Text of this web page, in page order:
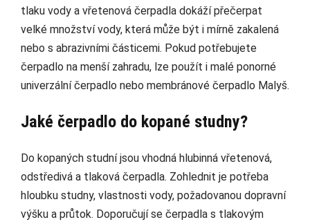
tlaku vody a vřetenová čerpadla dokáží přečerpat
velké množství vody, která může být i mírně zakalená
nebo s abrazivními částicemi. Pokud potřebujete
čerpadlo na menší zahradu, lze použít i malé ponorné
univerzální čerpadlo nebo membránové čerpadlo Malyš.
Jaké čerpadlo do kopané studny?
Do kopaných studní jsou vhodná hlubinná vřetenová,
odstředivá a tlaková čerpadla. Zohlednit je potřeba
hloubku studny, vlastnosti vody, požadovanou dopravní
výšku a průtok. Doporučují se čerpadla s tlakovým